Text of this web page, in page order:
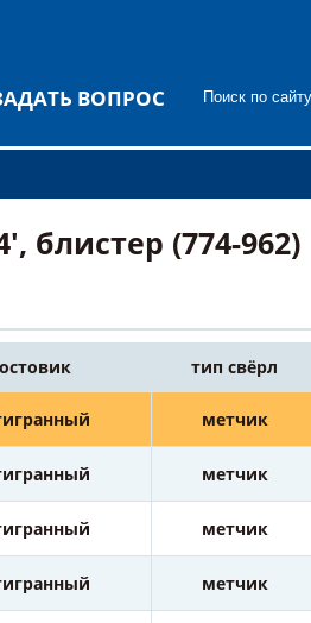
ВОПРОС
блистер (774-962)
тип свёрл
метчик
метчик
метчик
метчик